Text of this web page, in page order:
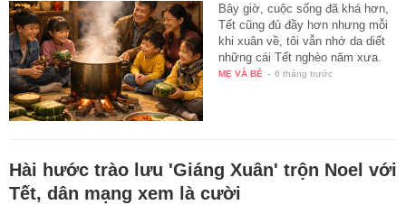
Bây giờ, cuộc sống đã khá hơn,
Tết cũng đủ đầy hơn nhưng mỗi
khi xuân về, tôi vẫn nhớ da diết
những cái Tết nghèo năm xưa.
MẸ VÀ BÉ - 6 tháng trước
Hài hước trào lưu 'Giáng Xuân' trộn Noel với
Tết, dân mạng xem là cười